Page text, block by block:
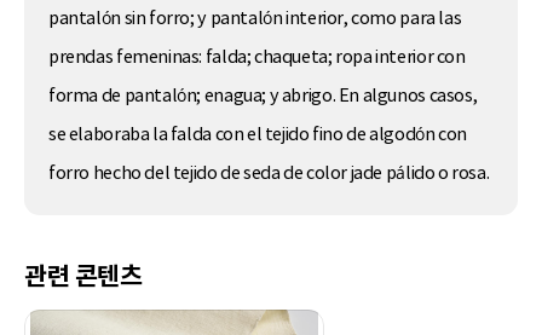
pantalón sin forro; y pantalón interior, como para las
prendas femeninas: falda; chaqueta; ropa interior con
forma de pantalón; enagua; y abrigo. En algunos casos,
se elaboraba la falda con el tejido fino de algodón con
forro hecho del tejido de seda de color jade pálido o rosa.
관련 콘텐츠